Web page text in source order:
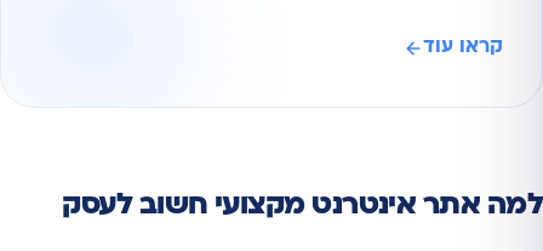
קראו עוד
למה אתר אינטרנט מקצועי חשוב לעסק